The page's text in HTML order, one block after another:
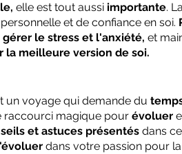
elle est tout aussi importante.
et de confiance en soi.
le stress et l'anxiété, et
la meilleure version de soi.
un voyage qui demande du
raccourci magique pour évoluer
et astuces présentés dans
dans votre passion pour